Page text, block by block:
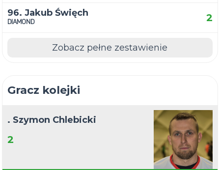
96. Jakub Święch
DIAMOND 2
Zobacz pełne zestawienie
Gracz kolejki
. Szymon Chlebicki
2